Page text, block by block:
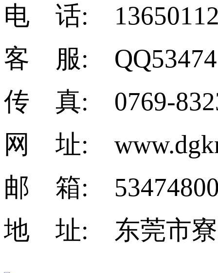
电 话:
客 服:
传 真: 0769-
网 址:
邮 箱:
地 址: 东莞市寮